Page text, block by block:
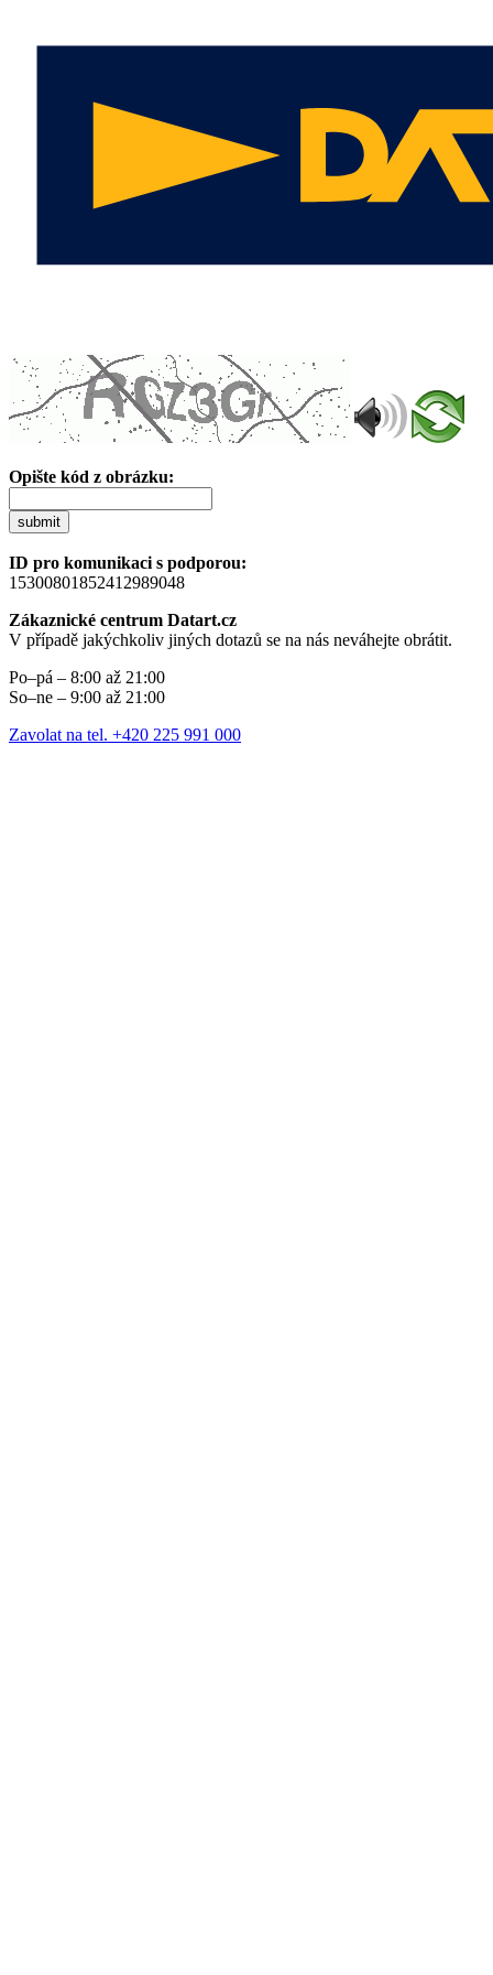
Opište kód z obrázku:
submit
ID pro komunikaci s podporou:
15300801852412989048
Zákaznické centrum Datart.cz
V případě jakýchkoliv jiných dotazů se na nás neváhejte obrátit.
Po–pá – 8:00 až 21:00
So–ne – 9:00 až 21:00
Zavolat na tel. +420 225 991 000